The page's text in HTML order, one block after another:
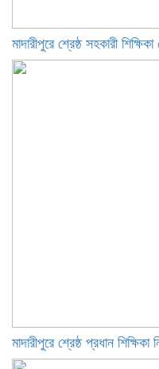
মাদারীপুরে শ্রেষ্ঠ সহকারী
মাদারীপুরে শ্রেষ্ঠ প্রধান শিক্ষিকা